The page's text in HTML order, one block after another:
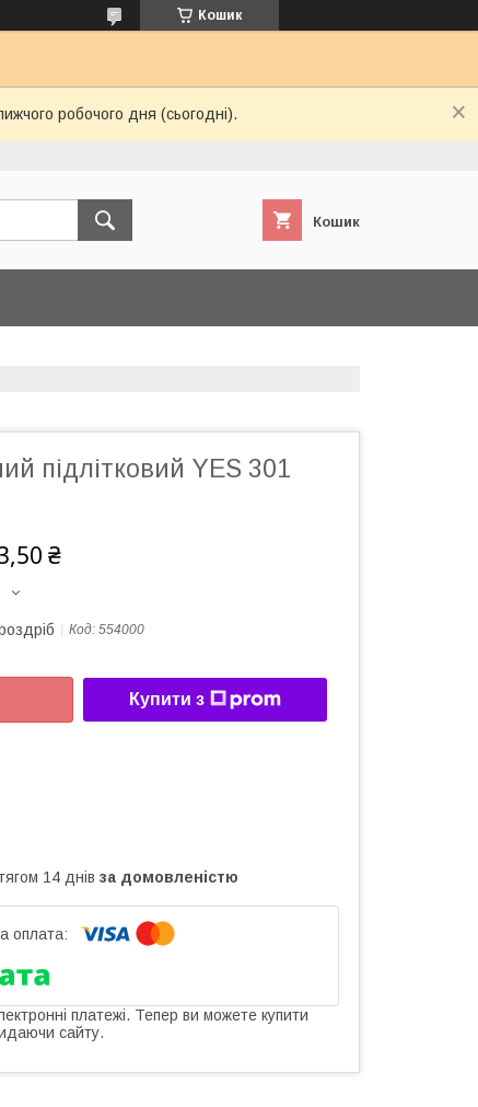
Кошик
робочого дня (сьогодні).
Кошик
підлітковий YES 301
₴
Код: 554000
Купити з
14 днів за домовленістю
платежі. Тепер ви можете купити
сайту.